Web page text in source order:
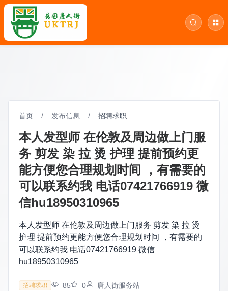
首页 / 发布信息 / 招聘求职
本人发型师 在伦敦及周边做上门服
务 剪发 染 拉 烫 护理 提前预约更
能方便您合理规划时间 ，有需要的
可以联系约我 电话07421766919 微
信hu18950310965
本人发型师 在伦敦及周边做上门服务 剪发 染 拉 烫
护理 提前预约更能方便您合理规划时间 ，有需要的
可以联系约我 电话07421766919 微信
hu18950310965
招聘求职 85 0
唐人街服务站